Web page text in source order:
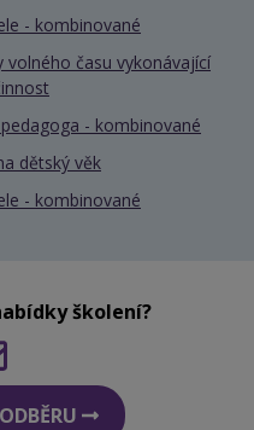
- kombinované
volného času vykonávající
- kombinované
dětský věk
- kombinované
školení?